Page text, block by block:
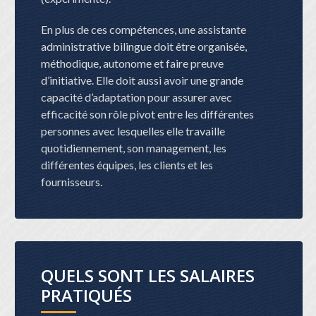
En plus de ces compétences, une assistante
administrative bilingue doit être organisée,
méthodique, autonome et faire preuve
d’initiative. Elle doit aussi avoir une grande
capacité d’adaptation pour assurer avec
efficacité son rôle pivot entre les différentes
personnes avec lesquelles elle travaille
quotidiennement, son management, les
différentes équipes, les clients et les
fournisseurs.
QUELS SONT LES SALAIRES
PRATIQUÉS